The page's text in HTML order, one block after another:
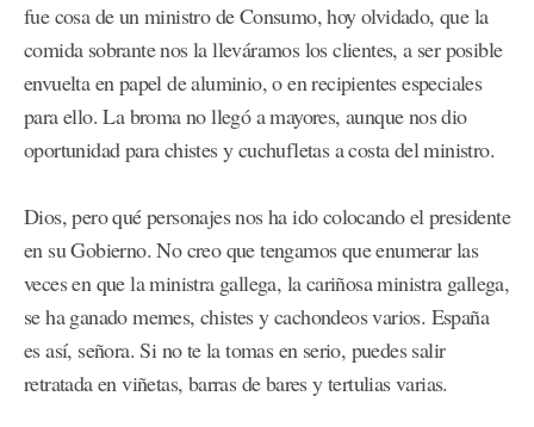
fue cosa de un ministro de Consumo, hoy olvidado, que la
comida sobrante nos la lleváramos los clientes, a ser posible
envuelta en papel de aluminio, o en recipientes especiales
para ello. La broma no llegó a mayores, aunque nos dio
oportunidad para chistes y cuchufletas a costa del ministro.
Dios, pero qué personajes nos ha ido colocando el presidente
en su Gobierno. No creo que tengamos que enumerar las
veces en que la ministra gallega, la cariñosa ministra gallega,
se ha ganado memes, chistes y cachondeos varios. España
es así, señora. Si no te la tomas en serio, puedes salir
retratada en viñetas, barras de bares y tertulias varias.